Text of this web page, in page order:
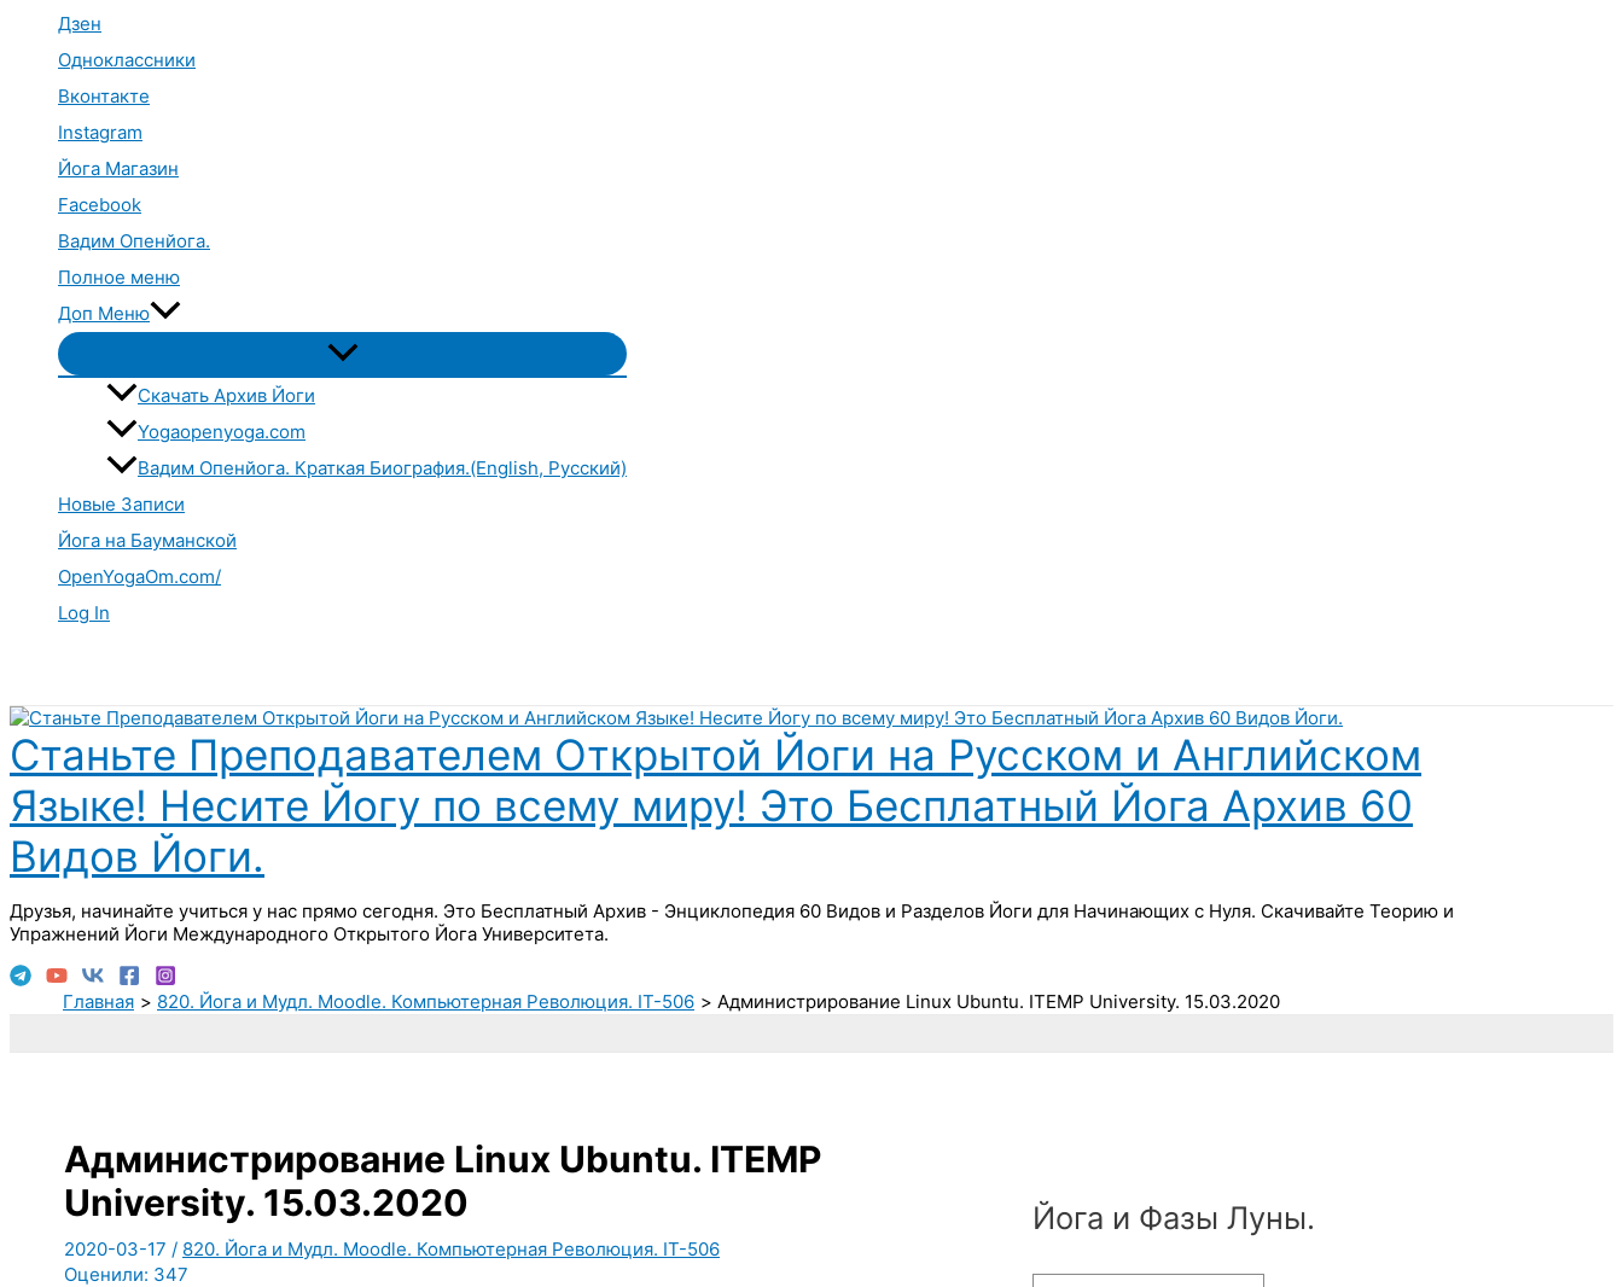
Дзен
Одноклассники
Вконтакте
Instagram
Йога Магазин
Facebook
Вадим Опенйога.
Полное меню
Доп Меню
Переключатель
меню
Скачать Архив Йоги
Yogaopenyoga.com
Вадим Опенйога. Краткая Биография.(English, Русский)
Новые Записи
Йога на Бауманской
OpenYogaOm.com/
Log In
Станьте Преподавателем Открытой Йоги на Русском и Английском
Языке! Несите Йогу по всему миру! Это Бесплатный Йога Архив 60
Видов Йоги.
Друзья, начинайте учиться у нас прямо сегодня. Это Бесплатный Архив - Энциклопедия 60 Видов и Разделов Йоги для Начинающих с Нуля. Скачивайте Теорию и
Упражнений Йоги Международного Открытого Йога Университета.
Главная 820. Йога и Мудл. Moodle. Компьютерная Революция. IT-506 Администрирование Linux Ubuntu. ITEMP University. 15.03.2020
Администрирование Linux Ubuntu. ITEMP
University. 15.03.2020
2020-03-17 / 820. Йога и Мудл. Moodle. Компьютерная Революция. IT-506
Оценили: 347
Йога и Фазы Луны.